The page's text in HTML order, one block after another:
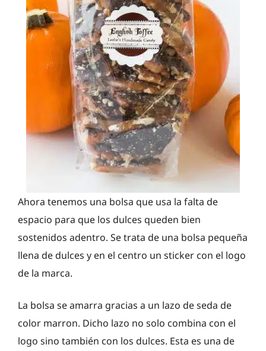
Ahora tenemos una bolsa que usa la falta de
espacio para que los dulces queden bien
sostenidos adentro. Se trata de una bolsa pequeña
llena de dulces y en el centro un sticker con el logo
de la marca.
La bolsa se amarra gracias a un lazo de seda de
color marron. Dicho lazo no solo combina con el
logo sino también con los dulces. Esta es una de